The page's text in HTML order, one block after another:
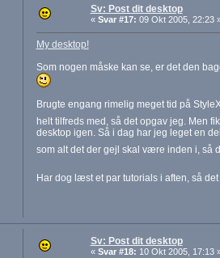
Sv: Post dit desktop
« Svar #17: 09 Okt 2005, 22:23
My desktop!
Som nogen måske kan se, er det den
Brugte engang rimelig meget tid på
helt tilfreds med, så det opgav jeg. Men
desktop igen. Så i dag har jeg leget en
som alt det der gejl skal være inden i, så
Har dog læst et par tutorials i aften, så
Sv: Post dit desktop
« Svar #18: 10 Okt 2005, 17:13